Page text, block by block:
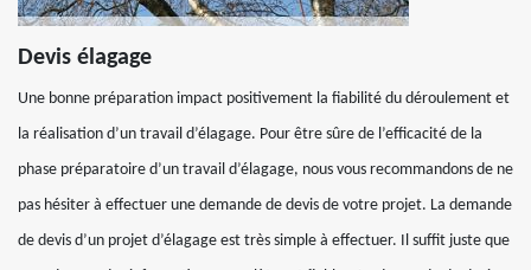
Devis élagage
Une bonne préparation impact positivement la fiabilité du déroulement et
la réalisation d’un travail d’élagage. Pour être sûre de l’efficacité de la
phase préparatoire d’un travail d’élagage, nous vous recommandons de ne
pas hésiter à effectuer une demande de devis de votre projet. La demande
de devis d’un projet d’élagage est très simple à effectuer. Il suffit juste que